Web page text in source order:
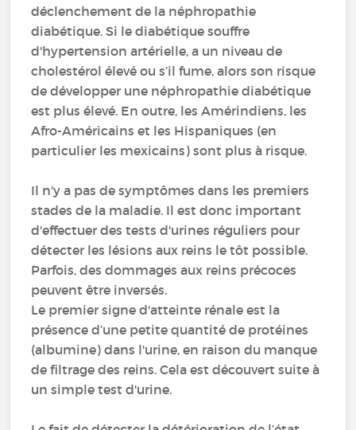
déclenchement de la néphropathie
diabétique. Si le diabétique souffre
d'hypertension artérielle, a un niveau de
cholestérol élevé ou s’il fume, alors son risque
de développer une néphropathie diabétique
est plus élevé. En outre, les Amérindiens, les
Afro-Américains et les Hispaniques (en
particulier les mexicains) sont plus à risque.
Il n'y a pas de symptômes dans les premiers
stades de la maladie. Il est donc important
d'effectuer des tests d'urines réguliers pour
détecter les lésions aux reins le tôt possible.
Parfois, des dommages aux reins précoces
peuvent être inversés.
Le premier signe d'atteinte rénale est la
présence d’une petite quantité de protéines
(albumine) dans l'urine, en raison du manque
de filtrage des reins. Cela est découvert suite à
un simple test d'urine.